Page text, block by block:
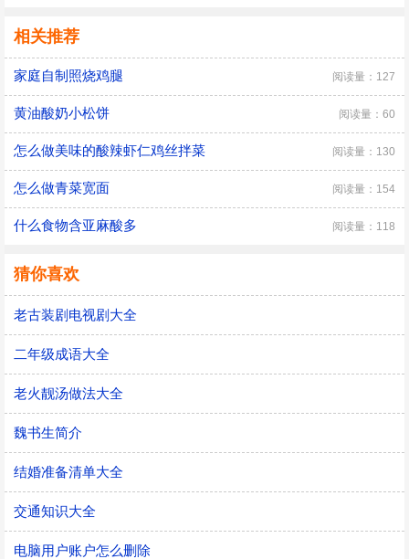
相关推荐
家庭自制照烧鸡腿 阅读量：127
黄油酸奶小松饼 阅读量：60
怎么做美味的酸辣虾仁鸡丝拌菜 阅读量：130
怎么做青菜宽面 阅读量：154
什么食物含亚麻酸多 阅读量：118
猜你喜欢
老古装剧电视剧大全
二年级成语大全
老火靓汤做法大全
魏书生简介
结婚准备清单大全
交通知识大全
电脑用户账户怎么删除